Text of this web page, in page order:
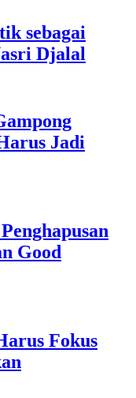
sebagai
Djalal
Jadi
Good
Fokus